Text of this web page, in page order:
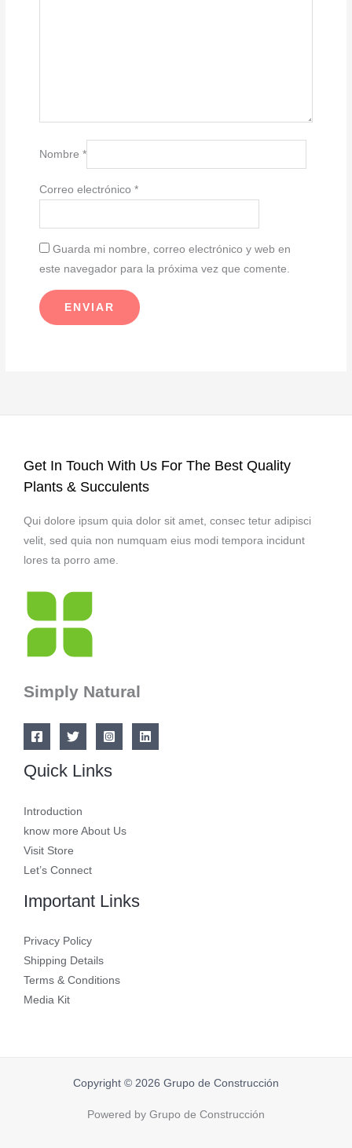
Nombre*
Correo electrónico*
Guarda mi nombre, correo electrónico y web en
este navegador para la próxima vez que comente.
Get In Touch With Us For The Best Quality
Plants & Succulents
Qui dolore ipsum quia dolor sit amet, consec tetur adipisci
velit, sed quia non numquam eius modi tempora incidunt
lores ta porro ame.
Simply Natural
Quick Links
Introduction
know more About Us
Visit Store
Let’s Connect
Important Links
Privacy Policy
Shipping Details
Terms & Conditions
Media Kit
Copyright © 2026 Grupo de Construcción
Powered by Grupo de Construcción